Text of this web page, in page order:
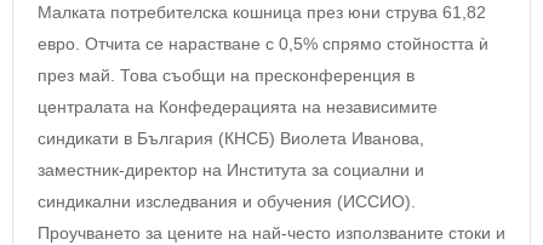
Малката потребителска кошница през юни струва 61,82
евро. Отчита се нарастване с 0,5% спрямо стойността ѝ
през май. Това съобщи на пресконференция в
централата на Конфедерацията на независимите
синдикати в България (КНСБ) Виолета Иванова,
заместник-директор на Института за социални и
синдикални изследвания и обучения (ИССИО).
Проучването за цените на най-често използваните стоки и